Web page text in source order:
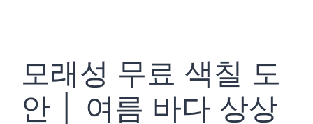
모래성 무료 색칠 도
안 │ 여름 바다 상상